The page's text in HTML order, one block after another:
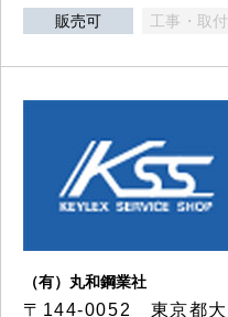
販売可 工事・取
（有）丸和鋼業社
〒144-0052 東京都大